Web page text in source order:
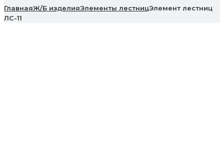
ГлавнаяЖ/Б изделияЭлементы лестницЭлемент лестниц
ЛС-11